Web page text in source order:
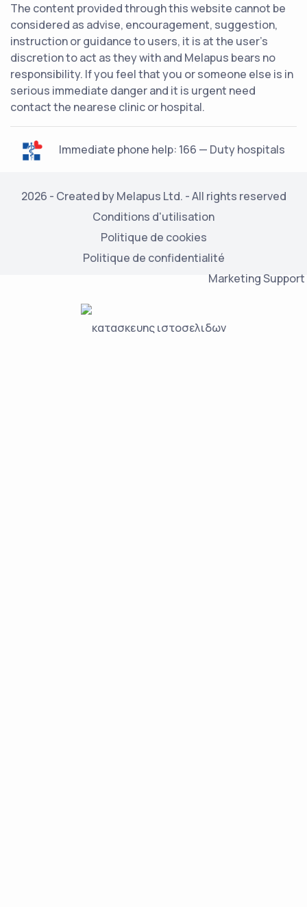
The content provided through this website cannot be
considered as advise, encouragement, suggestion,
instruction or guidance to users, it is at the user's
discretion to act as they with and Melapus bears no
responsibility. If you feel that you or someone else is in
serious immediate danger and it is urgent need
contact the nearese clinic or hospital.
Immediate phone help: 166 — Duty hospitals
2026 - Created by Melapus Ltd. - All rights reserved
Conditions d'utilisation
Politique de cookies
Politique de confidentialité
Marketing Support